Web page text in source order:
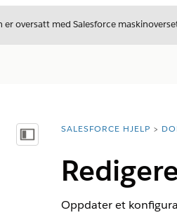
er oversatt med Salesforce
Vis innholdsfortegnelse
Du er her:
SALESFORCE HJELP
Oppdater et